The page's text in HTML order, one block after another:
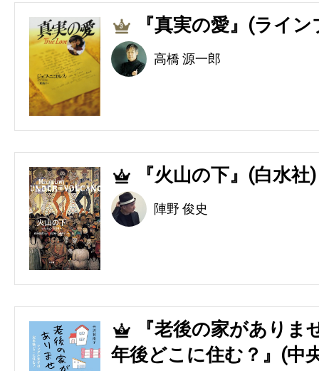
3 『真実の愛』(ライ
高橋 源一郎
4 『火山の下』(白水社)
陣野 俊史
5
『老後の家があり
年後どこに住む？』(中